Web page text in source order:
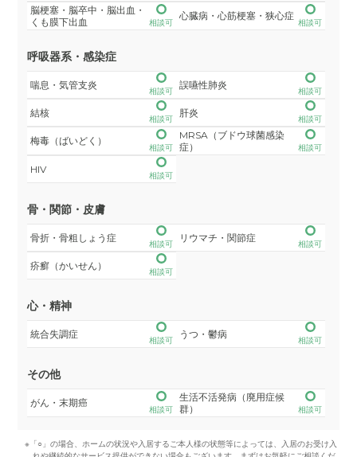
脳梗塞・脳卒中・脳出血・
くも膜下出血
相談可
心臓病・心筋梗塞・狭心症
相談可
呼吸器系・感染症
喘息・気管支炎
相談可
誤嚥性肺炎
相談可
結核
相談可
肝炎
相談可
梅毒（ばいどく）
相談可
MRSA（ブドウ球菌感染
症）
相談可
HIV
相談可
骨・関節・皮膚
骨折・骨粗しょう症
相談可
リウマチ・関節症
相談可
疥癬（かいせん）
相談可
心・精神
統合失調症
相談可
うつ・鬱病
相談可
その他
がん・末期癌
相談可
生活不活発病（廃用症候
群）
相談可
※「○」の場合、ホームの状況や入居するご本人様の状態等によっては、入居のお受け入